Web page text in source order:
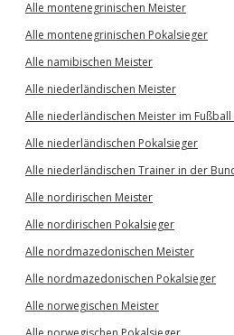
Alle montenegrinischen Meister
Alle montenegrinischen Pokalsieger
Alle namibischen Meister
Alle niederländischen Meister
Alle niederländischen Meister im Fußball
Alle niederländischen Pokalsieger
Alle niederländischen Trainer in der
Alle nordirischen Meister
Alle nordirischen Pokalsieger
Alle nordmazedonischen Meister
Alle nordmazedonischen Pokalsieger
Alle norwegischen Meister